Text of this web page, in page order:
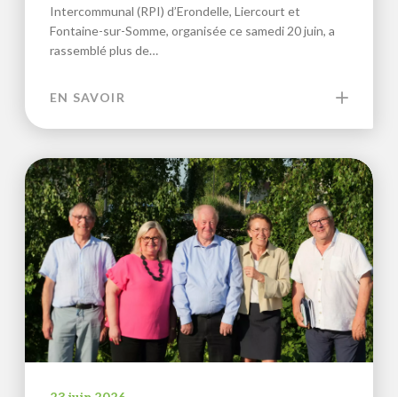
Intercommunal (RPI) d’Erondelle, Liercourt et
Fontaine-sur-Somme, organisée ce samedi 20 juin, a
rassemblé plus de…
EN SAVOIR